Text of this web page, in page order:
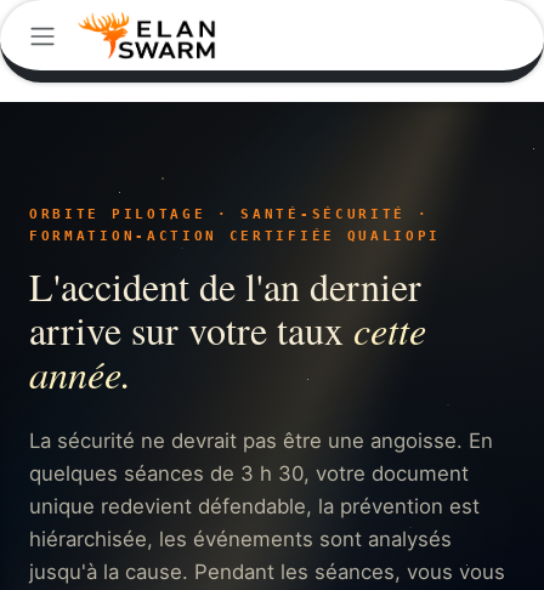
Se rendre au contenu
ORBITE PILOTAGE · SANTÉ-SÉCURITÉ ·
FORMATION-ACTION CERTIFIÉE QUALIOPI
L'accident de l'an dernier
arrive sur votre taux cette
année.
La sécurité ne devrait pas être une angoisse. En
quelques séances de 3 h 30, votre document
unique redevient défendable, la prévention est
hiérarchisée, les événements sont analysés
jusqu'à la cause. Pendant les séances, vous vous